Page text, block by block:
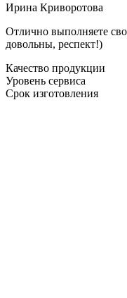
Ирина Криворотова
Отлично выполняете
довольны, респект!)
Качество продукции
Уровень сервиса
Срок изготовления